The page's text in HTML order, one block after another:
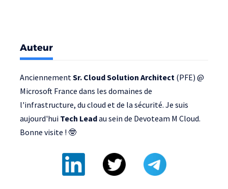
Auteur
AnciennementSr. Cloud Solution Architect (PFE) @
Microsoft France dans les domaines de
l'infrastructure, du cloud et de la sécurité. Je suis
aujourd'hui Tech Leadau sein de Devoteam M Cloud.
Bonne visite ! 🤓